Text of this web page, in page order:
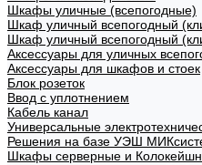
Шкафы уличные (всепогодные)
Шкаф уличный всепогодный
Шкаф уличный всепогодный
Аксессуары для уличных
Аксессуары для шкафов и стоек
Блок розеток
Ввод с уплотнением
Кабель канал
Универсальные
Решения на базе УЭШ
Шкафы серверные и Колокейшн